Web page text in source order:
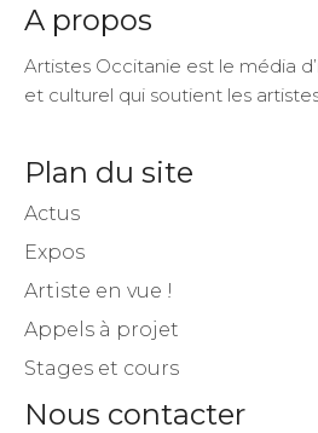
A propos
Artistes Occitanie est le média
et culturel qui soutient les
Plan du site
Actus
Expos
Artiste en vue !
Appels à projet
Stages et cours
Nous contacter